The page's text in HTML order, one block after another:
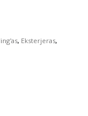
, Eksterjeras,